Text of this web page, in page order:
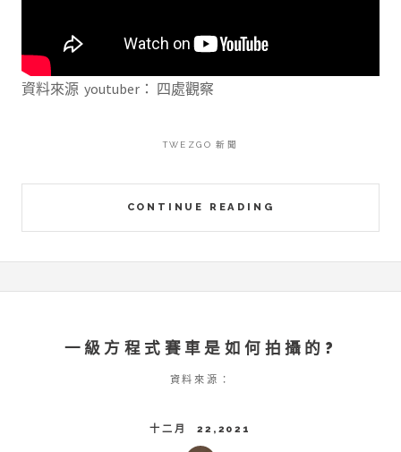
資料來源 youtuber： 四處觀察
CONTINUE READING
TWEZGO 新聞
一級方程式賽車是如何拍攝的?
資料來源：
十二月 22,2021